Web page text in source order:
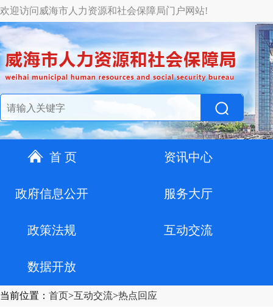
欢迎访问威海市人力资源和社会保障局门户网站!
首 页 资讯中心
政府信息公开 服务大厅
政策法规 互动交流
数据开放
当前位置 ： 首页>互动交流>热点回应